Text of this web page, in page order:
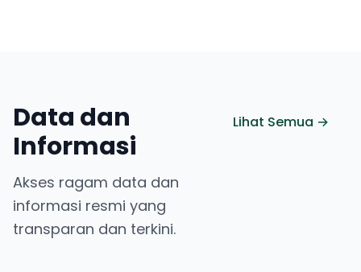
Data dan
Informasi
Akses ragam data dan
informasi resmi yang
transparan dan terkini.
Lihat Semua →